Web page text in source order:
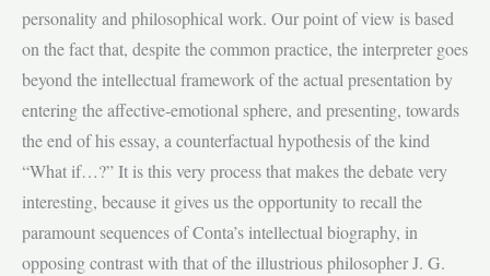
personality and philosophical work. Our point of view is based
on the fact that, despite the common practice, the interpreter goes
beyond the intellectual framework of the actual presentation by
entering the affective-emotional sphere, and presenting, towards
the end of his essay, a counterfactual hypothesis of the kind
“What if…?” It is this very process that makes the debate very
interesting, because it gives us the opportunity to recall the
paramount sequences of Conta’s intellectual biography, in
opposing contrast with that of the illustrious philosopher J. G.